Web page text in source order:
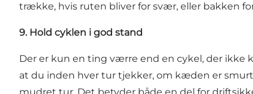
trække, hvis ruten bliver for svær, eller bakken
9. Hold cyklen i god stand
Der er kun en ting værre end en cykel, der ikke
at du inden hver tur tjekker, om kæden er